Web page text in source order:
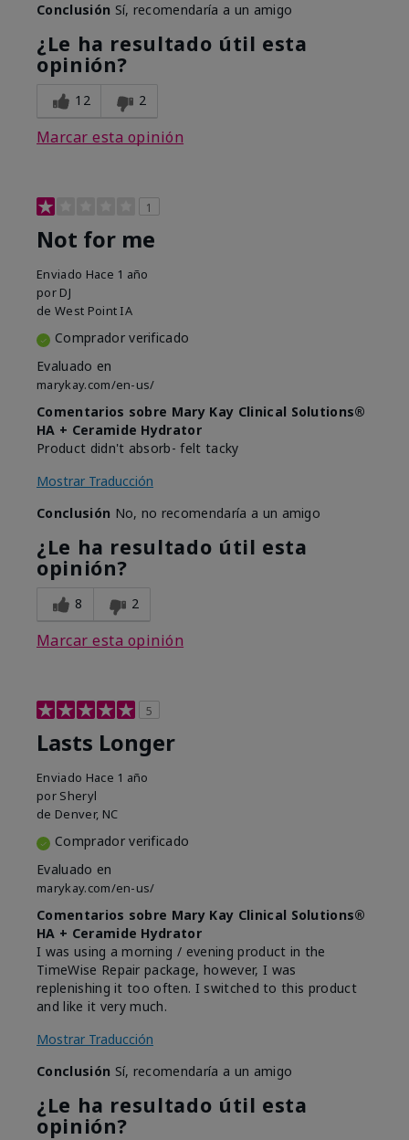
Conclusión Sí, recomendaría a un amigo
¿Le ha resultado útil esta
opinión?
12 2
Marcar esta opinión
1
Not for me
Enviado Hace 1 año
por DJ
de West Point IA
Comprador verificado
Evaluado en
marykay.com/en-us/
Comentarios sobre Mary Kay Clinical Solutions®
HA + Ceramide Hydrator
Product didn't absorb- felt tacky
Mostrar Traducción
Conclusión No, no recomendaría a un amigo
¿Le ha resultado útil esta
opinión?
8 2
Marcar esta opinión
5
Lasts Longer
Enviado Hace 1 año
por Sheryl
de Denver, NC
Comprador verificado
Evaluado en
marykay.com/en-us/
Comentarios sobre Mary Kay Clinical Solutions®
HA + Ceramide Hydrator
I was using a morning / evening product in the
TimeWise Repair package, however, I was
replenishing it too often. I switched to this product
and like it very much.
Mostrar Traducción
Conclusión Sí, recomendaría a un amigo
¿Le ha resultado útil esta
opinión?